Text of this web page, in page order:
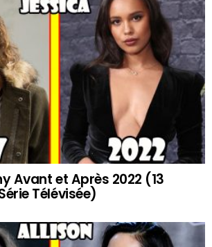
Avant et Après 2022 (13
Télévisée)